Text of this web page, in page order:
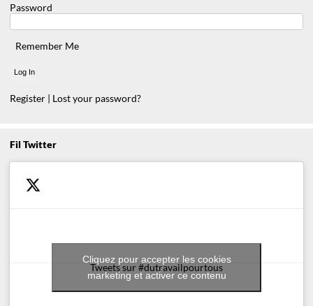
Password
Remember Me
Register | Lost your password?
Fil Twitter
Tweets sur #dutravailpourtous
Cliquez pour accepter les cookies
marketing et activer ce contenu